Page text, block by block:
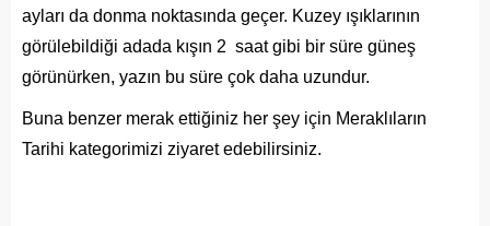
ayları da donma noktasında geçer. Kuzey ışıklarının
görülebildiği adada kışın 2 saat gibi bir süre güneş
görünürken, yazın bu süre çok daha uzundur.
Buna benzer merak ettiğiniz her şey için Meraklıların
Tarihi kategorimizi ziyaret edebilirsiniz.